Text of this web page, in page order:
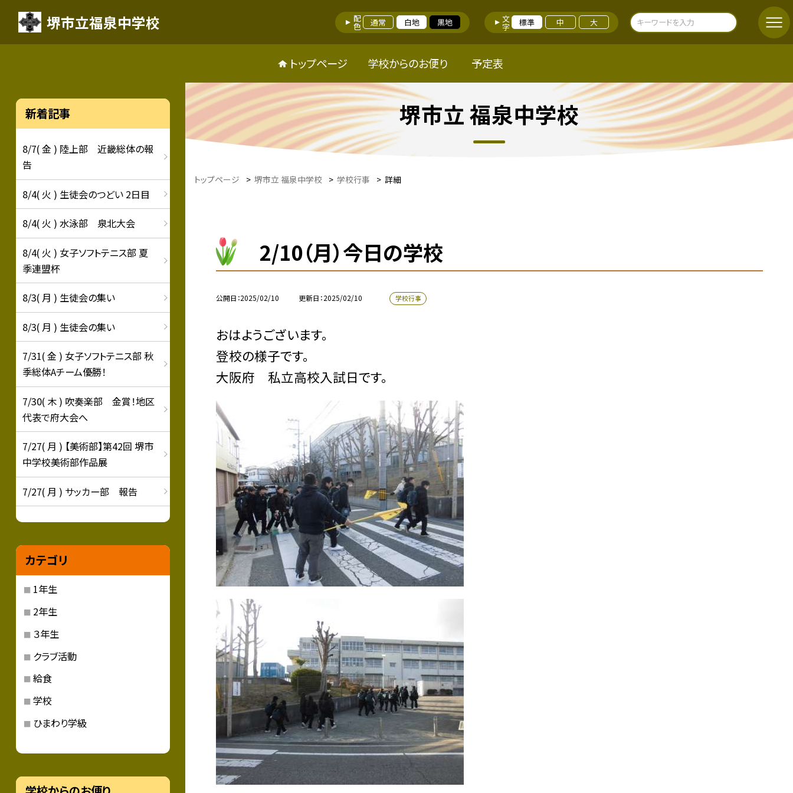
堺市立福泉中学校 配色 通常 白地 黒地 文字 標準 中 大
トップページ 学校からのお便り 予定表
堺市立 福泉中学校
トップページ > 堺市立 福泉中学校 > 学校行事 > 詳細
2/10（月）今日の学校
公開日 2025/02/10 更新日 2025/02/10 学校行事
おはようございます。
登校の様子です。
大阪府 私立高校入試日です。
新着記事
8/7( 金 ) 陸上部 近畿総体の報
告
8/4( 火 ) 生徒会のつどい 2日目
8/4( 火 ) 水泳部 泉北大会
8/4( 火 ) 女子ソフトテニス部 夏
季連盟杯
8/3( 月 ) 生徒会の集い
8/3( 月 ) 生徒会の集い
7/31( 金 ) 女子ソフトテニス部 秋
季総体Aチーム優勝！
7/30( 木 ) 吹奏楽部 金賞！地区
代表で府大会へ
7/27( 月 ) 【美術部】第42回 堺市
中学校美術部作品展
7/27( 月 ) サッカー部 報告
カテゴリ
1年生
2年生
３年生
クラブ活動
給食
学校
ひまわり学級